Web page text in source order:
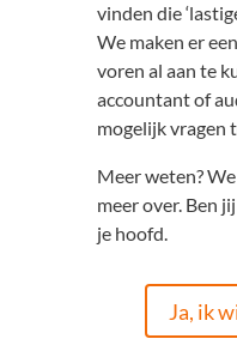
vinden die
We maken er
voren al aan te
accountant of
mogelijk vragen
Meer weten?
meer over. Ben
je hoofd.
Ja, ik